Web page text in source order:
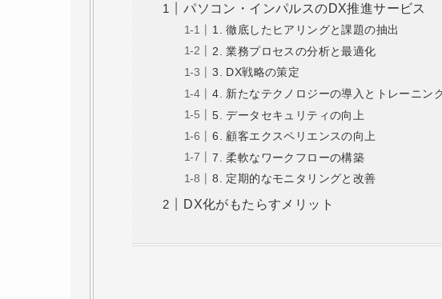
パソコン・インパルスのDX推進サービス
1. 徹底したヒアリングと課題の抽出
2. 業務プロセスの分析と最適化
3. DX戦略の策定
4. 新たなテクノロジーの導入とトレーニン
5. データセキュリティの向上
6. 顧客エクスペリエンスの向上
7. 柔軟なワークフローの構築
8. 定期的なモニタリングと改善
DX化がもたらすメリット